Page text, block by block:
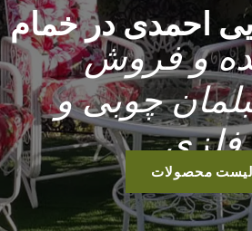
لیست محصولات
احمدی در خمام
و فروش
چوبی و
فلزی